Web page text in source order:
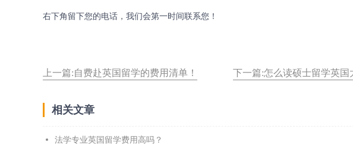
右下角留下您的电话，我们会第一时间联系您！
上一篇:自费赴英国留学的费用清单！ 下一篇:怎么读硕士留学英国
相关文章
法学专业英国留学费用高吗？